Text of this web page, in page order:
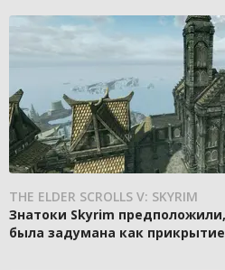
THE ELDER SCROLLS V: SKYRIM
Знатоки Skyrim
была задумана как